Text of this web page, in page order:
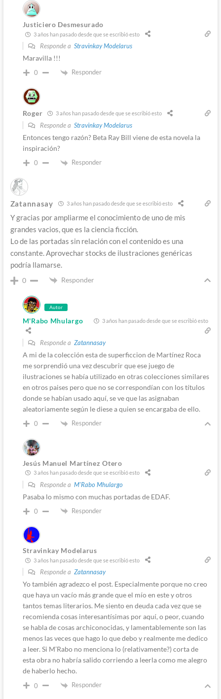
Justiciero Desmesurado
3 años han pasado desde que se escribió esto
Responde a Stravinkay Modelarus
Maravilla !!!
0 Responder
Roger 3 años han pasado desde que se escribió esto
Responde a Stravinkay Modelarus
Entonces tengo razón? Beta Ray Bill viene de esta novela la
inspiración?
0 Responder
Zatannasay 3 años han pasado desde que se escribió esto
Y gracias por ampliarme el conocimiento de uno de mis
grandes vacios, que es la ciencia ficción.
Lo de las portadas sin relación con el contenido es una
constante. Aprovechar stocks de ilustraciones genéricas
podría llamarse.
0 Responder
Autor
M'Rabo Mhulargo 3 años han pasado desde que se escribió esto
Responde a Zatannasay
A mi de la colección esta de superficcion de Martínez Roca
me sorprendió una vez descubrir que ese juego de
ilustraciones se había utilizado en otras colecciones similares
en otros paises pero que no se correspondían con los títulos
donde se habían usado aquí, se ve que las asignaban
aleatoriamente según le diese a quien se encargaba de ello.
0 Responder
Jesús Manuel Martínez Otero
3 años han pasado desde que se escribió esto
Responde a M'Rabo Mhulargo
Pasaba lo mismo con muchas portadas de EDAF.
0 Responder
Stravinkay Modelarus
3 años han pasado desde que se escribió esto
Responde a Zatannasay
Yo también agradezco el post. Especialmente porque no creo
que haya un vacío más grande que el mío en este y otros
tantos temas literarios. Me siento en deuda cada vez que se
recomienda cosas interesantísimas por aquí, o peor, cuando
se habla de cosas archiconocidas, y lamentablemente son las
menos las veces que hago lo que debo y realmente me dedico
a leer. Si M’Rabo no menciona lo (relativamente?) corta de
esta obra no habría salido corriendo a leerla como me alegro
de haberlo hecho.
0 Responder